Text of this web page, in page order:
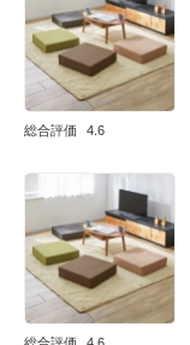
総合評価 4.6